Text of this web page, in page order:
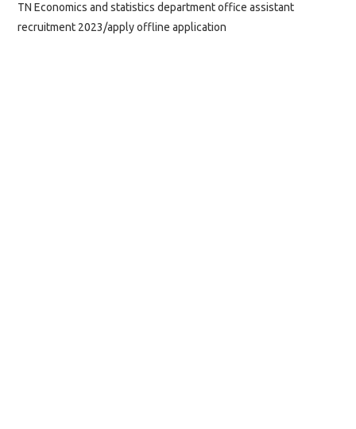
TN Economics and statistics department office assistant
recruitment 2023/apply offline application